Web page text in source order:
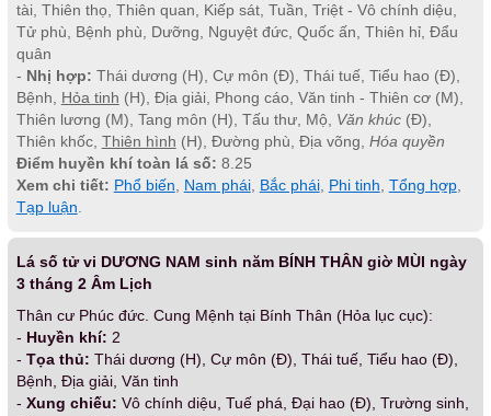
tài, Thiên thọ, Thiên quan, Kiếp sát, Tuần, Triệt - Vô chính diệu,
Tử phù, Bệnh phù, Dưỡng, Nguyệt đức, Quốc ấn, Thiên hỉ, Đẩu
quân
- Nhị hợp: Thái dương (H), Cự môn (Đ), Thái tuế, Tiểu hao (Đ),
Bệnh, Hỏa tinh (H), Địa giải, Phong cáo, Văn tinh - Thiên cơ (M),
Thiên lương (M), Tang môn (H), Tấu thư, Mộ, Văn khúc(Đ),
Thiên khốc, Thiên hình (H), Đường phù, Địa võng, Hóa quyền
Điểm huyền khí toàn lá số: 8.25
Xem chi tiết: Phổ biến Nam phái, Bắc phái, Phi tinh Tổng hợp,
Tạp luận
Lá số tử vi DƯƠNG NAM sinh năm BÍNH THÂN giờ MÙI ngày
3 tháng 2 Âm Lịch
Thân cư Phúc đức. Cung Mệnh tại Bính Thân (Hỏa lục cục):
- Huyền khí: 2
- Tọa thủ: Thái dương (H), Cự môn (Đ), Thái tuế, Tiểu hao (Đ),
Bệnh, Địa giải, Văn tinh
- Xung chiếu: Vô chính diệu, Tuế phá, Đại hao (Đ), Trường sinh,